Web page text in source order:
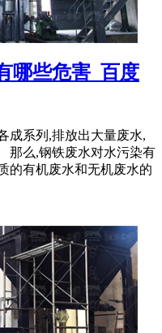
哪些危害_百度
成系列,排放出大量废水,
那么,钢铁废水对水污染有
的有机废水和无机废水的